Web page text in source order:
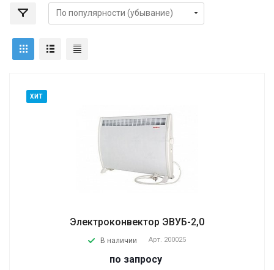
ХИТ
Электроконвектор ЭВУБ-2,0
В наличии Арт. 200025
по запросу